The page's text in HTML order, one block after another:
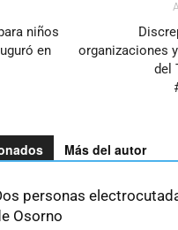
niños
en
organizaciones
del
Más del autor
personas
Osorno